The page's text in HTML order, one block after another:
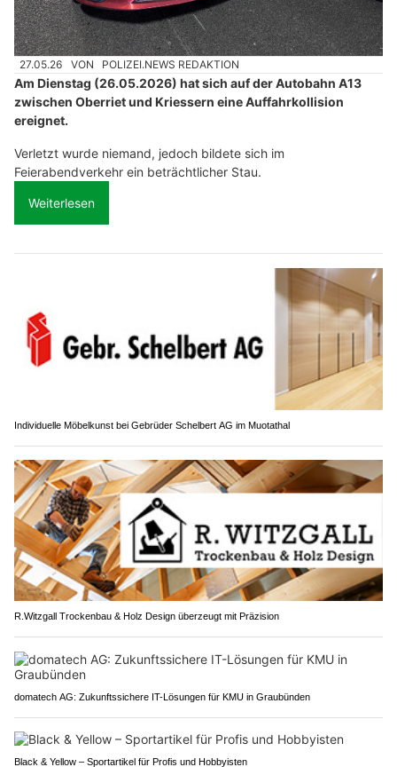
27.05.26 VON POLIZEI.NEWS REDAKTION
Am Dienstag (26.05.2026) hat sich auf der Autobahn A13
zwischen Oberriet und Kriessern eine Auffahrkollision
ereignet.
Verletzt wurde niemand, jedoch bildete sich im
Feierabendverkehr ein beträchtlicher Stau.
Weiterlesen
Individuelle Möbelkunst bei Gebrüder Schelbert AG im Muotathal
R.Witzgall Trockenbau & Holz Design überzeugt mit Präzision
domatech AG: Zukunftssichere IT-Lösungen für KMU in Graubünden
Black & Yellow – Sportartikel für Profis und Hobbyisten